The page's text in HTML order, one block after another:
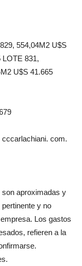
554,04M2 U$S
LOTE 831,
U$S 41.665
com.
aproximadas y
y no
Los gastos
refieren a la